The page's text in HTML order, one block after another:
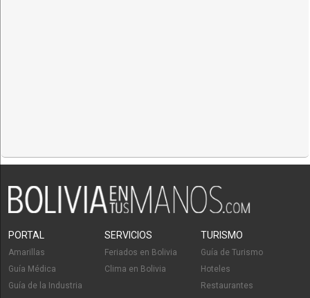
PORTAL
Amarillas
Guía Médica
Guía de la Industria
SERVICIOS
Feriados en Bolivia
Clima en Bolivia
TURISMO
Guía de Turismo
Hoteles
Restaurantes